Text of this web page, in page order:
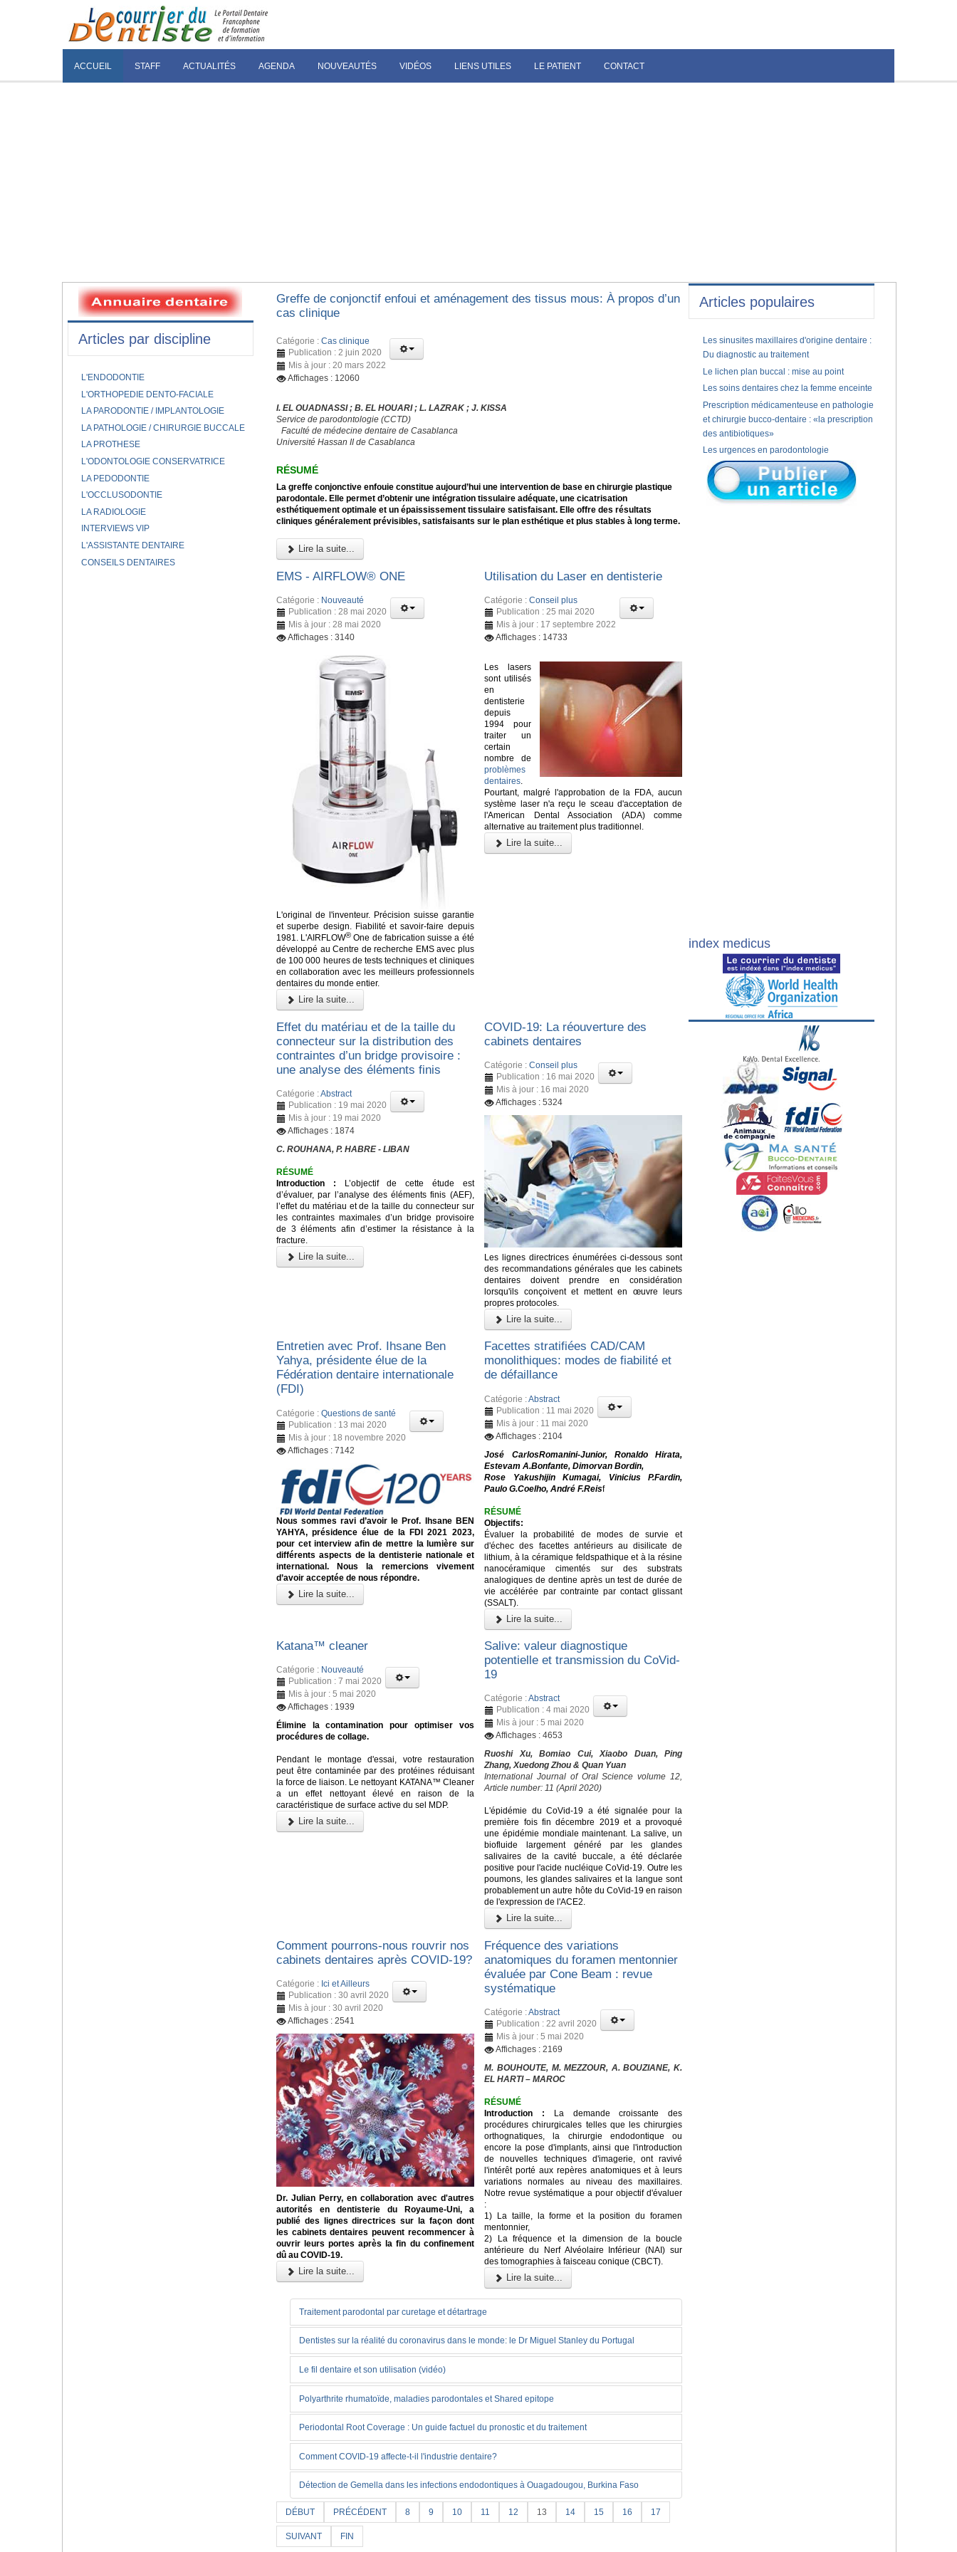
ACCUEIL STAFF ACTUALITÉS AGENDA NOUVEAUTÉS VIDÉOS LIENS UTILES LE PATIENT CONTACT
Greffe de conjonctif enfoui et aménagement des tissus mous: À propos d’un
cas clinique
Catégorie : Cas clinique
Publication : 2 juin 2020
Mis à jour : 20 mars 2022
Affichages : 12060
I. EL OUADNASSI ; B. EL HOUARI ; L. LAZRAK ; J. KISSA
Service de parodontologie (CCTD)
Faculté de médecine dentaire de Casablanca
Université Hassan II de Casablanca
RÉSUMÉ
La greffe conjonctive enfouie constitue aujourd’hui une intervention de base en chirurgie plastique
parodontale. Elle permet d’obtenir une intégration tissulaire adéquate, une cicatrisation
esthétiquement optimale et un épaississement tissulaire satisfaisant. Elle offre des résultats
cliniques généralement prévisibles, satisfaisants sur le plan esthétique et plus stables à long terme.
Lire la suite...
EMS - AIRFLOW® ONE
Catégorie : Nouveauté
Publication : 28 mai 2020
Mis à jour : 28 mai 2020
Affichages : 3140
L'original de l'inventeur. Précision suisse garantie
et superbe design. Fiabilité et savoir-faire depuis
1981. L'AIRFLOW® One de fabrication suisse a été
développé au Centre de recherche EMS avec plus
de 100 000 heures de tests techniques et cliniques
en collaboration avec les meilleurs professionnels
dentaires du monde entier.
Lire la suite...
Utilisation du Laser en dentisterie
Catégorie :Conseil plus
Publication : 25 mai 2020
Mis à jour : 17 septembre 2022
Affichages : 14733
Les lasers
sont utilisés
en
dentisterie
depuis
1994 pour
traiter un
certain
nombre de
problèmes
dentaires.
Pourtant, malgré l'approbation de la FDA, aucun
système laser n'a reçu le sceau d'acceptation de
l'American Dental Association (ADA) comme
alternative au traitement plus traditionnel.
Lire la suite...
Effet du matériau et de la taille du
connecteur sur la distribution des
contraintes d’un bridge provisoire :
une analyse des éléments finis
Catégorie :Abstract
Publication : 19 mai 2020
Mis à jour : 19 mai 2020
Affichages : 1874
C. ROUHANA, P. HABRE - LIBAN
RÉSUMÉ
Introduction : L’objectif de cette étude est
d’évaluer, par l’analyse des éléments finis (AEF),
l’effet du matériau et de la taille du connecteur sur
les contraintes maximales d’un bridge provisoire
de 3 éléments afin d’estimer la résistance à la
fracture.
Lire la suite...
COVID-19: La réouverture des
cabinets dentaires
Catégorie :Conseil plus
Publication : 16 mai 2020
Mis à jour : 16 mai 2020
Affichages : 5324
Les lignes directrices énumérées ci-dessous sont
des recommandations générales que les cabinets
dentaires doivent prendre en considération
lorsqu'ils conçoivent et mettent en œuvre leurs
propres protocoles.
Lire la suite...
Entretien avec Prof. Ihsane Ben
Yahya, présidente élue de la
Fédération dentaire internationale
(FDI)
Catégorie : Questions de santé
Publication : 13 mai 2020
Mis à jour : 18 novembre 2020
Affichages : 7142
Nous sommes ravi d’avoir le Prof. Ihsane BEN
YAHYA, présidence élue de la FDI 2021 2023,
pour cet interview afin de mettre la lumière sur
différents aspects de la dentisterie nationale et
international. Nous la remercions vivement
d’avoir acceptée de nous répondre.
Lire la suite...
Facettes stratifiées CAD/CAM
monolithiques: modes de fiabilité et
de défaillance
Catégorie :Abstract
Publication : 11 mai 2020
Mis à jour : 11 mai 2020
Affichages : 2104
José CarlosRomanini-Junior, Ronaldo Hirata,
Estevam A.Bonfante, Dimorvan Bordin,
Rose Yakushijin Kumagai, Vinicius P.Fardin,
Paulo G.Coelho, André F.Reisf
RÉSUMÉ
Objectifs:
Évaluer la probabilité de modes de survie et
d'échec des facettes antérieurs au disilicate de
lithium, à la céramique feldspathique et à la résine
nanocéramique cimentés sur des substrats
analogiques de dentine après un test de durée de
vie accélérée par contrainte par contact glissant
(SSALT).
Lire la suite...
Katana™ cleaner
Catégorie : Nouveauté
Publication : 7 mai 2020
Mis à jour : 5 mai 2020
Affichages : 1939
Élimine la contamination pour optimiser vos
procédures de collage.
Pendant le montage d'essai, votre restauration
peut être contaminée par des protéines réduisant
la force de liaison. Le nettoyant KATANA™ Cleaner
a un effet nettoyant élevé en raison de la
caractéristique de surface active du sel MDP.
Lire la suite...
Salive: valeur diagnostique
potentielle et transmission du CoVid-
19
Catégorie :Abstract
Publication : 4 mai 2020
Mis à jour : 5 mai 2020
Affichages : 4653
Ruoshi Xu, Bomiao Cui, Xiaobo Duan, Ping
Zhang, Xuedong Zhou & Quan Yuan
International Journal of Oral Science volume 12,
Article number: 11 (April 2020)
L'épidémie du CoVid-19 a été signalée pour la
première fois fin décembre 2019 et a provoqué
une épidémie mondiale maintenant. La salive, un
biofluide largement généré par les glandes
salivaires de la cavité buccale, a été déclarée
positive pour l'acide nucléique CoVid-19. Outre les
poumons, les glandes salivaires et la langue sont
probablement un autre hôte du CoVid-19 en raison
de l'expression de l'ACE2.
Lire la suite...
Comment pourrons-nous rouvrir nos
cabinets dentaires après COVID-19?
Catégorie : Ici et Ailleurs
Publication : 30 avril 2020
Mis à jour : 30 avril 2020
Affichages : 2541
Dr. Julian Perry, en collaboration avec d'autres
autorités en dentisterie du Royaume-Uni, a
publié des lignes directrices sur la façon dont
les cabinets dentaires peuvent recommencer à
ouvrir leurs portes après la fin du confinement
dû au COVID-19.
Lire la suite...
Fréquence des variations
anatomiques du foramen mentonnier
évaluée par Cone Beam : revue
systématique
Catégorie :Abstract
Publication : 22 avril 2020
Mis à jour : 5 mai 2020
Affichages : 2169
M. BOUHOUTE, M. MEZZOUR, A. BOUZIANE, K.
EL HARTI – MAROC
RÉSUMÉ
Introduction : La demande croissante des
procédures chirurgicales telles que les chirurgies
orthognatiques, la chirurgie endodontique ou
encore la pose d'implants, ainsi que l'introduction
de nouvelles techniques d'imagerie, ont ravivé
l'intérêt porté aux repères anatomiques et à leurs
variations normales au niveau des maxillaires.
Notre revue systématique a pour objectif d'évaluer
:
1) La taille, la forme et la position du foramen
mentonnier,
2) La fréquence et la dimension de la boucle
antérieure du Nerf Alvéolaire Inférieur (NAI) sur
des tomographies à faisceau conique (CBCT).
Lire la suite...
Traitement parodontal par curetage et détartrage
Dentistes sur la réalité du coronavirus dans le monde: le Dr Miguel Stanley du Portugal
Le fil dentaire et son utilisation (vidéo)
Polyarthrite rhumatoïde, maladies parodontales et Shared epitope
Periodontal Root Coverage : Un guide factuel du pronostic et du traitement
Comment COVID-19 affecte-t-il l'industrie dentaire?
Détection de Gemella dans les infections endodontiques à Ouagadougou, Burkina Faso
DÉBUT PRÉCÉDENT 8 9 10 11 12 13 14 15 16 17
SUIVANT FIN
Articles par discipline
L'ENDODONTIE
L'ORTHOPEDIE DENTO-FACIALE
LA PARODONTIE / IMPLANTOLOGIE
LA PATHOLOGIE / CHIRURGIE BUCCALE
LA PROTHESE
L'ODONTOLOGIE CONSERVATRICE
LA PEDODONTIE
L'OCCLUSODONTIE
LA RADIOLOGIE
INTERVIEWS VIP
L'ASSISTANTE DENTAIRE
CONSEILS DENTAIRES
Articles populaires
Les sinusites maxillaires d'origine dentaire :
Du diagnostic au traitement
Le lichen plan buccal : mise au point
Les soins dentaires chez la femme enceinte
Prescription médicamenteuse en pathologie
et chirurgie bucco-dentaire : «la prescription
des antibiotiques»
Les urgences en parodontologie
index medicus